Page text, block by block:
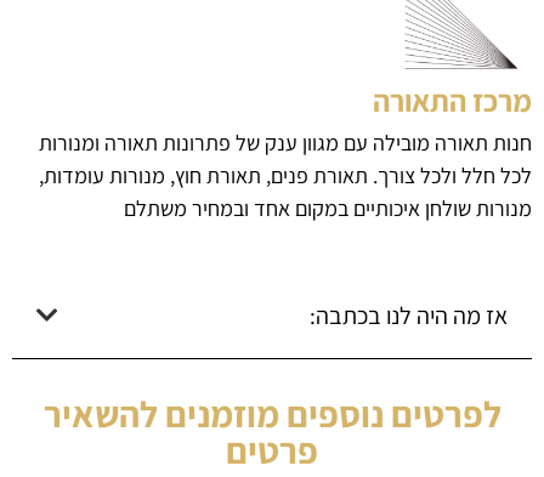
מרכז התאורה
חנות תאורה מובילה עם מגוון ענק של פתרונות תאורה ומנורות
לכל חלל ולכל צורך. תאורת פנים, תאורת חוץ, מנורות עומדות,
מנורות שולחן איכותיים במקום אחד ובמחיר משתלם
אז מה היה לנו בכתבה:
לפרטים נוספים מוזמנים להשאיר
פרטים